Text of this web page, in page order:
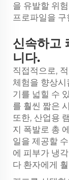
을 유발할 위
프로파일을
신속하고
니다.
직접적으로,
체험을 향상
기를 넓힐 수
를 훨씬 짧은
또한, 산업용
지 폭발로 총
일을 제공할
에 피부가 냉
다 환자에게